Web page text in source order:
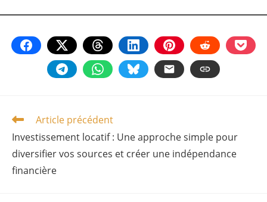
Read
more
articles
Article précédent
Investissement locatif : Une approche simple pour
diversifier vos sources et créer une indépendance
financière